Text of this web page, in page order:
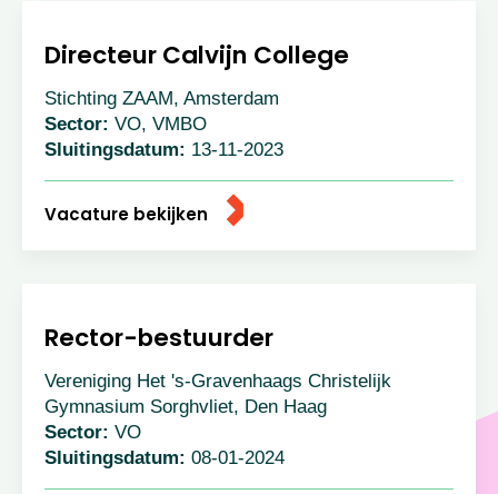
Directeur Calvijn College
Stichting ZAAM, Amsterdam
Sector: VO, VMBO
Sluitingsdatum: 13-11-2023
Vacature bekijken
Rector-bestuurder
Vereniging Het 's-Gravenhaags Christelijk
Gymnasium Sorghvliet, Den Haag
Sector: VO
Sluitingsdatum: 08-01-2024